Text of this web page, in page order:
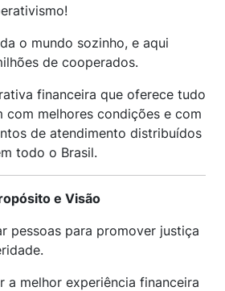
o mundo sozinho, e aqui
de cooperados.
financeira que oferece tudo
com melhores condições e com
de atendimento distribuídos
todo o Brasil.
e Visão
pessoas para promover justiça
a melhor experiência financeira